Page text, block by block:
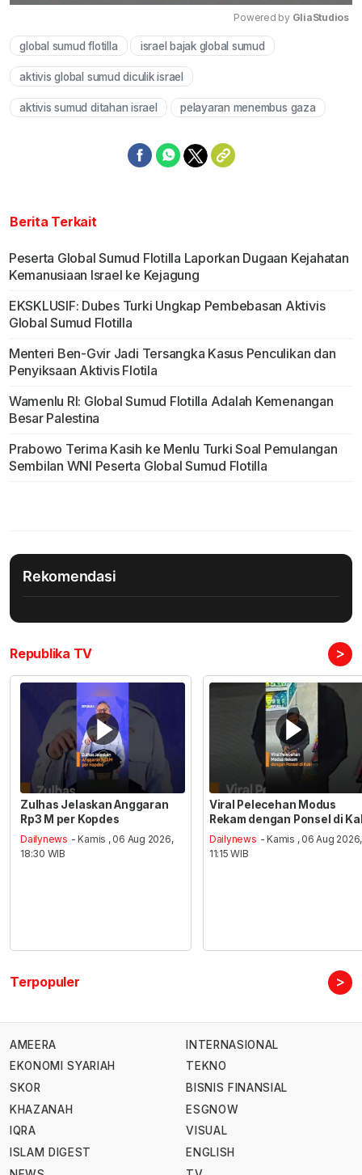
Powered by GliaStudios
global sumud flotilla israel bajak global sumud
aktivis global sumud diculik israel
aktivis sumud ditahan israel pelayaran menembus gaza
Berita Terkait
Peserta Global Sumud Flotilla Laporkan Dugaan Kejahatan
Kemanusiaan Israel ke Kejagung
EKSKLUSIF: Dubes Turki Ungkap Pembebasan Aktivis
Global Sumud Flotilla
Menteri Ben-Gvir Jadi Tersangka Kasus Penculikan dan
Penyiksaan Aktivis Flotila
Wamenlu RI: Global Sumud Flotilla Adalah Kemenangan
Besar Palestina
Prabowo Terima Kasih ke Menlu Turki Soal Pemulangan
Sembilan WNI Peserta Global Sumud Flotilla
Rekomendasi
Republika TV >
Zulhas Jelaskan Anggaran
Rp3 M per Kopdes
Dailynews - Kamis , 06 Aug 2026,
18:30 WIB
Viral Pelecehan Modus
Rekam dengan Ponsel di
Dailynews - Kamis , 06 Aug 2026,
11:15 WIB
Terpopuler >
AMEERA
EKONOMI SYARIAH
SKOR
KHAZANAH
IQRA
ISLAM DIGEST
INTERNASIONAL
TEKNO
BISNIS FINANSIAL
ESGNOW
VISUAL
ENGLISH